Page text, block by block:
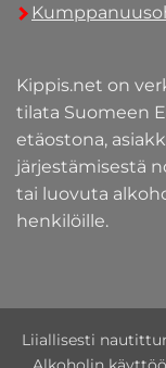
Kippis.net on
tilata Suomeen
etäostona,
järjestämisestä
tai luovuta
henkilöille.
Liiallisesti